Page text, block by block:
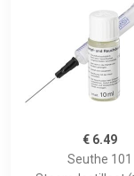
€ 6.49
Seuthe 101